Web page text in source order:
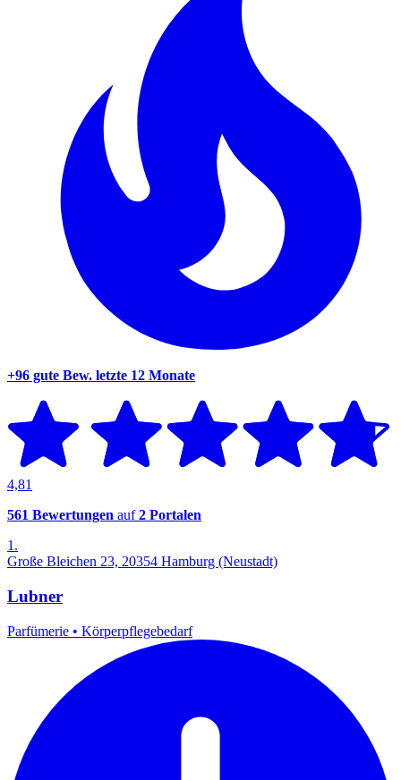
+96 gute Bew. letzte 12 Monate
4,81
561 Bewertungen auf2 Portalen
1.
Große Bleichen 23, 20354 Hamburg (Neustadt)
Lubner
Parfümerie • Körperpflegebedarf